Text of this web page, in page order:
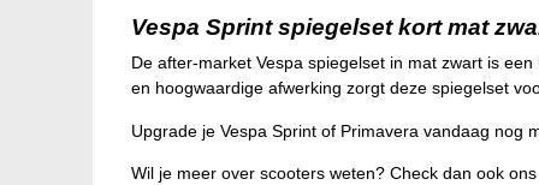
Vespa Sprint spiegelset kort mat
De after-market Vespa spiegelset in mat zwart is
en hoogwaardige afwerking zorgt deze spiegelset
Upgrade je Vespa Sprint of Primavera vandaag nog
Wil je meer over scooters weten? Check dan ook